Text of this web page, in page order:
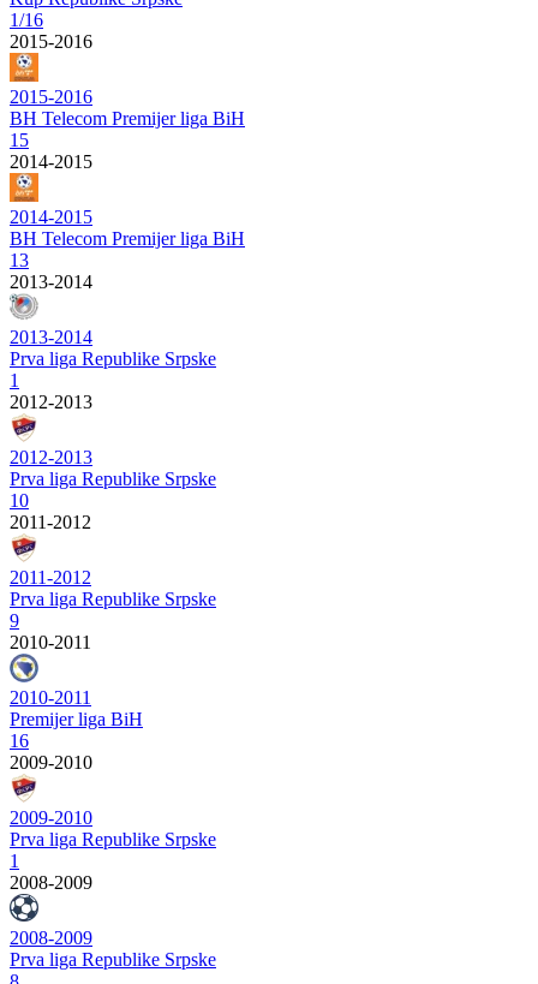
1/16
2015-2016
2015-2016
BH Telecom Premijer liga BiH
15
2014-2015
2014-2015
BH Telecom Premijer liga BiH
13
2013-2014
2013-2014
Prva liga Republike Srpske
1
2012-2013
2012-2013
Prva liga Republike Srpske
10
2011-2012
2011-2012
Prva liga Republike Srpske
9
2010-2011
2010-2011
Premijer liga BiH
16
2009-2010
2009-2010
Prva liga Republike Srpske
1
2008-2009
2008-2009
Prva liga Republike Srpske